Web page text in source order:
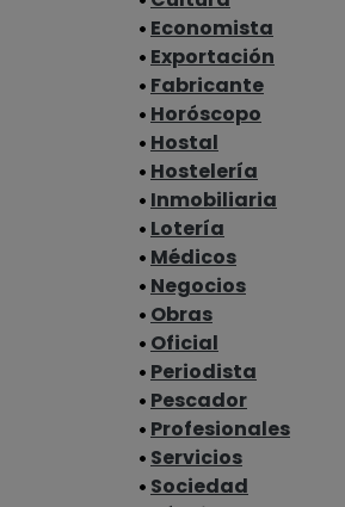
Economista
Exportación
Fabricante
Horóscopo
Hostal
Hostelería
Inmobiliaria
Lotería
Médicos
Negocios
Obras
Oficial
Periodista
Pescador
Profesionales
Servicios
Sociedad